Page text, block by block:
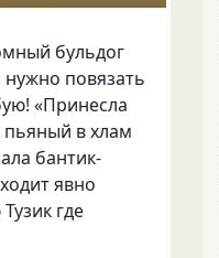
бульдог
нужно повязать
«Принесла
пьяный в хлам
бантик-
явно
где